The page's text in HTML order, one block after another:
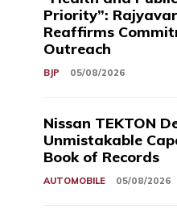
Priority”:
Reaffirms
Outreach
BJP 05/08/2026
Nissan TEKTON
Unmistakable
Book of Records
AUTOMOBILE 05/08/2026